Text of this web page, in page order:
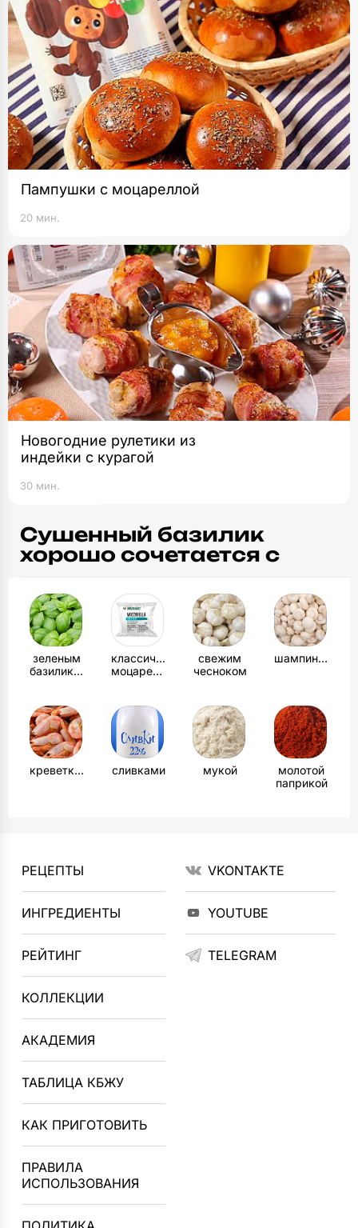
Пампушки с моцареллой
20 мин.
Новогодние рулетики из
индейки с курагой
30 мин.
Сушенный базилик
хорошо сочетается с
зеленым
базиликом
классической
моцареллой
свежим
чесноком
шампиньонами
креветками сливками мукой
молотой
паприкой
РЕЦЕПТЫ
ИНГРЕДИЕНТЫ
РЕЙТИНГ
КОЛЛЕКЦИИ
АКАДЕМИЯ
ТАБЛИЦА КБЖУ
КАК ПРИГОТОВИТЬ
ПРАВИЛА
ИСПОЛЬЗОВАНИЯ
VKONTAKTE
YOUTUBE
TELEGRAM